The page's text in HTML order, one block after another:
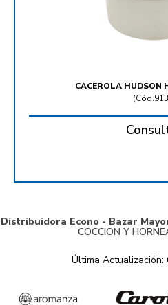
CACEROLA HUDSON
(
Distribuidora Econo - Bazar
COCCION Y
Última Actualización: